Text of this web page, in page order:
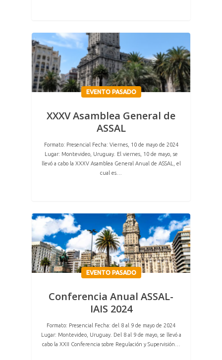
EVENTO PASADO
XXXV Asamblea General de
ASSAL
Formato: Presencial Fecha: Viernes, 10 de mayo de 2024
Lugar: Montevideo, Uruguay. El viernes, 10 de mayo, se
llevó a cabo la XXXV Asamblea General Anual de ASSAL, el
cual es…
EVENTO PASADO
Conferencia Anual ASSAL-
IAIS 2024
Formato: Presencial Fecha: del 8 al 9 de mayo de 2024
Lugar: Montevideo, Uruguay. Del 8 al 9 de mayo, se llevó a
cabo la XXII Conferencia sobre Regulación y Supervisión…